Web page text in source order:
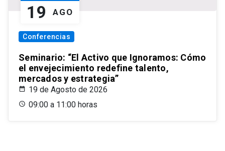
19 AGO
Conferencias
Seminario: “El Activo que Ignoramos: Cómo
el envejecimiento redefine talento,
mercados y estrategia”
19 de Agosto de 2026
09:00 a 11:00 horas